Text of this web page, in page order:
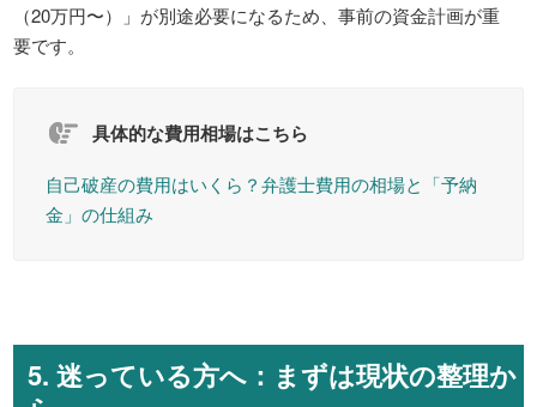
（20万円〜）」が別途必要になるため、事前の資金計画が重
要です。
具体的な費用相場はこちら
自己破産の費用はいくら？弁護士費用の相場と「予納
金」の仕組み
5. 迷っている方へ：まずは現状の整理か